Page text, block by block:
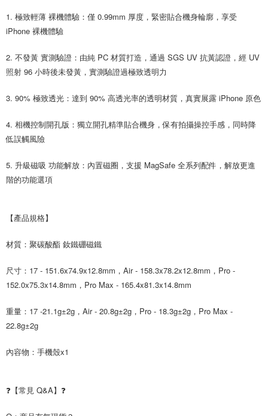
1. 極致輕薄 裸機體驗：僅 0.99mm 厚度，緊密貼合機身輪廓，享受
iPhone 裸機體驗
2. 不發黃 實測驗證：由純 PC 材質打造，通過 SGS UV 抗黃認證，經 UV
照射 96 小時後未發黃，實測驗證過極致透明力
3. 90% 極致透光：達到 90% 高透光率的透明材質，真實展露 iPhone 原色
4. 相機控制開孔版：獨立開孔精準貼合機身，保有拍攝操控手感，同時降
低誤觸風險
5. 升級磁吸 功能解放：內置磁圈，支援 MagSafe 全系列配件，解放更進
階的功能選項
【產品規格】
材質：聚碳酸酯 釹鐵硼磁鐵
尺寸：17 - 151.6x74.9x12.8mm，Air - 158.3x78.2x12.8mm，Pro -
152.0x75.3x14.8mm，Pro Max - 165.4x81.3x14.8mm
重量：17 -21.1g±2g，Air - 20.8g±2g，Pro - 18.3g±2g，Pro Max -
22.8g±2g
內容物：手機殼x1
❓【常見 Q&A】❓